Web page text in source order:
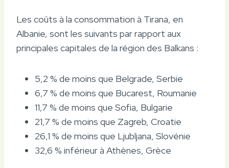
Les coûts à la consommation à Tirana, en
Albanie, sont les suivants par rapport aux
principales capitales de la région des Balkans :
5,2 % de moins que Belgrade, Serbie
6,7 % de moins que Bucarest, Roumanie
11,7 % de moins que Sofia, Bulgarie
21,7 % de moins que Zagreb, Croatie
26,1 % de moins que Ljubljana, Slovénie
32,6 % inférieur à Athènes, Grèce